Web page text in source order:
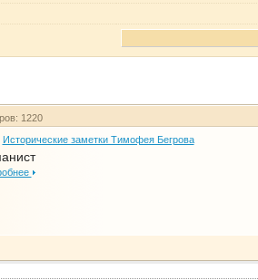
1220
Исторические заметки Тимофея Бегрова